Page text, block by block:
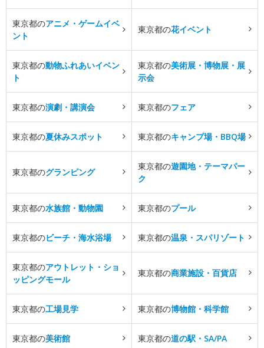
東京都のアニメ・ゲームイベ
ント
東京都の花イベント
東京都の動物ふれあいイベン
ト
東京都の美術展・博物展・展
示会
東京都の演劇・講演会 東京都のフェア
東京都の夏休みスポット 東京都のキャンプ場・BBQ場
東京都のグランピング
東京都の遊園地・テーマパー
ク
東京都の水族館・動物園 東京都のプール
東京都のビーチ・海水浴場 東京都の温泉・スパリゾート
東京都のアウトレット・ショ
ッピングモール
東京都の商業施設・百貨店
東京都の工場見学 東京都の博物館・科学館
東京都の美術館 東京都の道の駅・SA/PA